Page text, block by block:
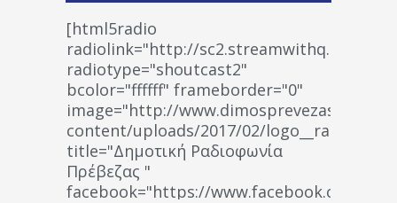
[html5radio
radiolink="http://
radiotype="shoutcast2"
bcolor="ffffff" frameborder="0"
image="http://www.dimosprevezas.gr/wp-
content/uploads/2017/02/
title="Δημοτική Ραδιοφωνία
Πρέβεζας "
facebook="https://www.facebook.com/